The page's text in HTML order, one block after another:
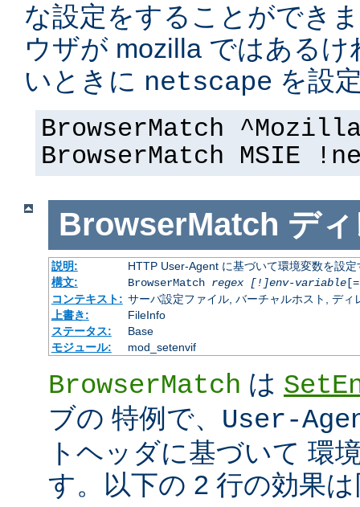
な設定をすることができ
ウザが mozilla ではある
いときに netscape を設
BrowserMatch
BrowserMatch MSIE
BrowserMatch デ
説明:
HTTP User-Agent に基づいて環境変数を設定
構文:
BrowserMatch regex [!]env-variable[=
コンテキスト: サーバ設定ファイル, バーチャルホスト, ディ
上書き:
FileInfo
ステータス:
Base
モジュール:
mod_setenvif
BrowserMatch は
ブの 特例で、 User-
トヘッダに基づいて 環
す。以下の 2 行の効果